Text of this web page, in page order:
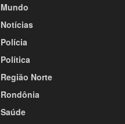
Mundo
Notícias
Polícia
Política
Região Norte
Rondônia
Saúde